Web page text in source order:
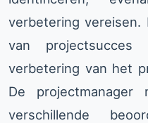
verbetering vereisen.
van
verbetering van het
De projectmanager
verschillende